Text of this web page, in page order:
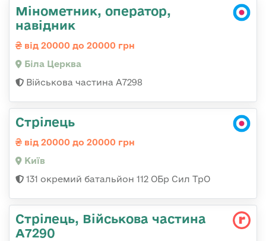
Мінометник, оператор,
навідник
від 20000 до 20000 грн
Біла Церква
Військова частина А7298
Стрілець
від 20000 до 20000 грн
Київ
131 окремий батальйон 112 ОБр Сил ТрО
Стрілець, Військова частина
А7290